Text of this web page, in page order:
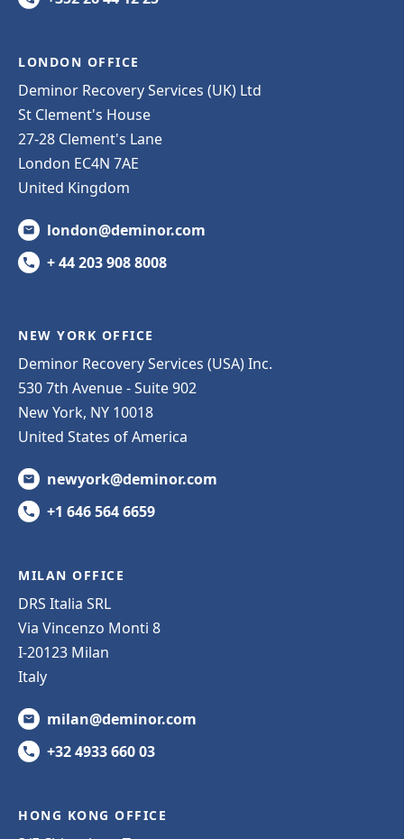
LONDON OFFICE
Deminor Recovery Services (UK) Ltd
St Clement's House
27-28 Clement's Lane
London EC4N 7AE
United Kingdom
london@deminor.com
+ 44 203 908 8008
NEW YORK OFFICE
Deminor Recovery Services (USA) Inc.
530 7th Avenue - Suite 902
New York, NY 10018
United States of America
newyork@deminor.com
+1 646 564 6659
MILAN OFFICE
DRS Italia SRL
Via Vincenzo Monti 8
I-20123 Milan
Italy
milan@deminor.com
+32 4933 660 03
HONG KONG OFFICE